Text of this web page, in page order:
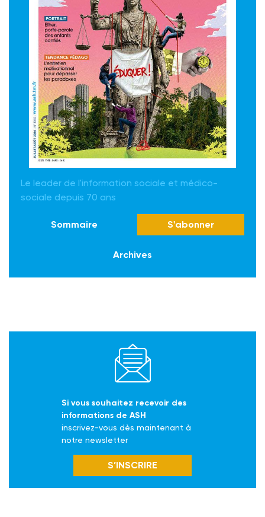
Le leader de l'information sociale et médico-
sociale depuis 70 ans
Sommaire S'abonner
Archives
Si vous souhaitez recevoir des
informations de ASH
inscrivez-vous dès maintenant à
notre newsletter
S’INSCRIRE